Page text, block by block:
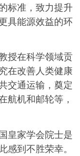
标准，致力提升
具能源效益的环
授在科学领域贡
在改善人类健康
交通运输，奠定
航机和邮轮等，
皇家学会院士是
到不胜荣幸。